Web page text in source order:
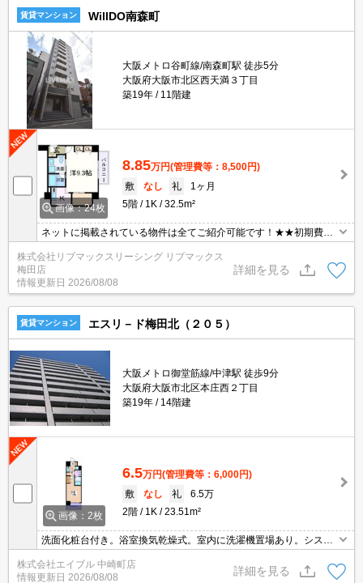
賃貸マンション WillDO南森町
大阪メトロ谷町線/南森町駅 徒歩5分
大阪府大阪市北区西天満３丁目
築19年
11階建
画像：24枚
8.85万円(管理費等：8,500円)
敷
なし 礼
1ヶ月
5階
1K 32.5m²
ネットに掲載されている物件は全てご紹介可能です！★★初期費用
クレジット決済可能★保証人不要★ご内覧可能です。北区の物件に
て主要エリアへのアクセス良好です♪セキュリティ万全で一人暮らし
も安心★
株式会社リブマックスリーシング リブマックス
梅田店
情報更新日 2026/08/08
詳細を見る
賃貸マンション エスリ－ド梅田北（２０５）
大阪メトロ御堂筋線/中津駅 徒歩9分
大阪府大阪市北区本庄西２丁目
築19年
14階建
画像：2枚
6.5万円(管理費等：6,000円)
敷
なし 礼
6.5万
2階
1K 23.51m²
洗面化粧台付き。浴室換気乾燥式。室内に洗濯機置場あり。システ
ムキッチン。
株式会社エイブル 中崎町店
情報更新日 2026/08/08
詳細を見る